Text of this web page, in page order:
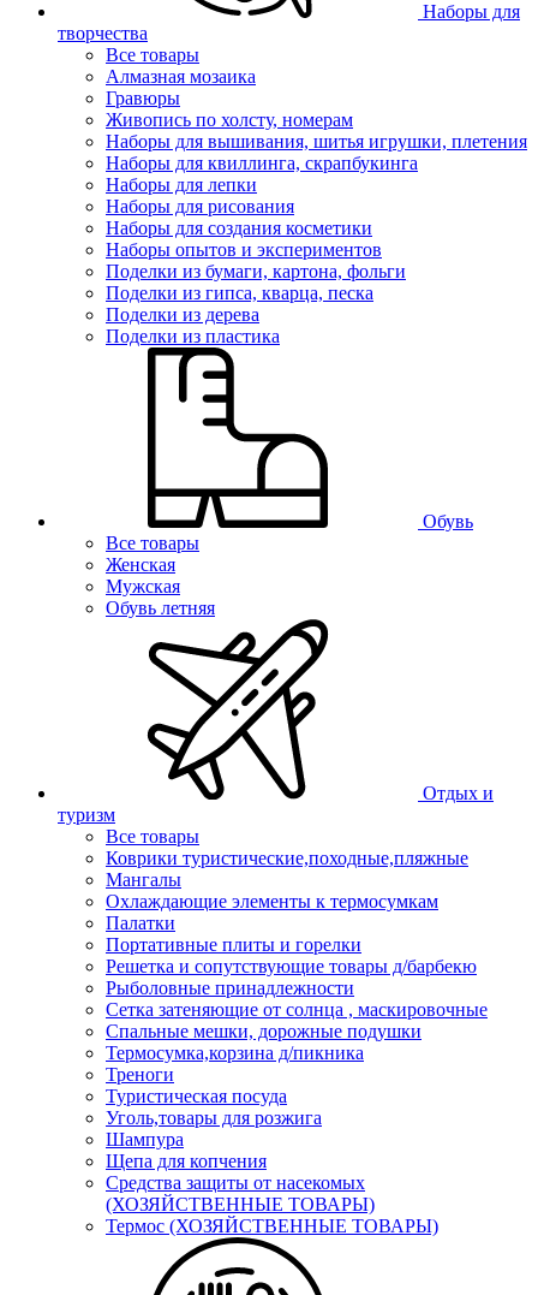
Наборы для
творчества
Все товары
Алмазная мозаика
Гравюры
Живопись по холсту, номерам
Наборы для вышивания, шитья игрушки, плетения
Наборы для квиллинга, скрапбукинга
Наборы для лепки
Наборы для рисования
Наборы для создания косметики
Наборы опытов и экспериментов
Поделки из бумаги, картона, фольги
Поделки из гипса, кварца, песка
Поделки из дерева
Поделки из пластика
Обувь
Все товары
Женская
Мужская
Обувь летняя
Отдых и
туризм
Все товары
Коврики туристические,походные,пляжные
Мангалы
Охлаждающие элементы к термосумкам
Палатки
Портативные плиты и горелки
Решетка и сопутствующие товары д/барбекю
Рыболовные принадлежности
Сетка затеняющие от солнца , маскировочные
Спальные мешки, дорожные подушки
Термосумка,корзина д/пикника
Треноги
Туристическая посуда
Уголь,товары для розжига
Шампура
Щепа для копчения
Средства защиты от насекомых
(ХОЗЯЙСТВЕННЫЕ ТОВАРЫ)
Термос (ХОЗЯЙСТВЕННЫЕ ТОВАРЫ)